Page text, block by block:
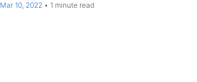
Mar 10, 2022 1 minute read